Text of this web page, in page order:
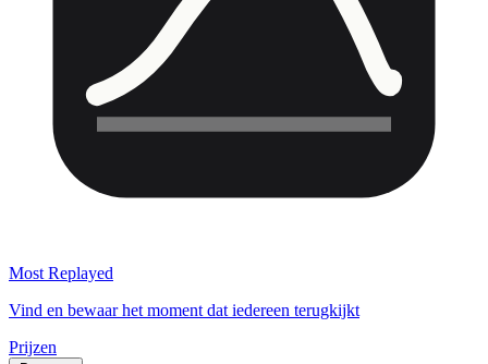
Most Replayed
Vind en bewaar het moment dat iedereen terugkijkt
Prijzen